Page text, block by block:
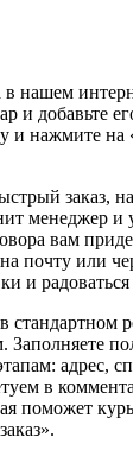
нашем
и добавьте
и нажмите на
заказ,
менеджер и
вам
почту или
и
стандартном
Заполняете
адрес,
в
поможет